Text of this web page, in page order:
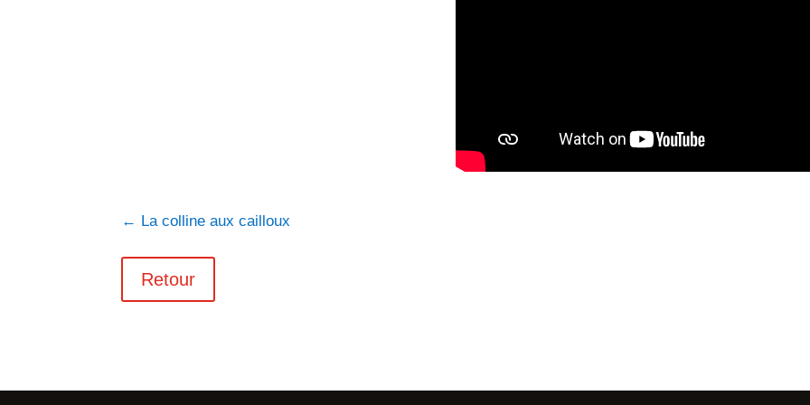
← La colline aux cailloux
Retour